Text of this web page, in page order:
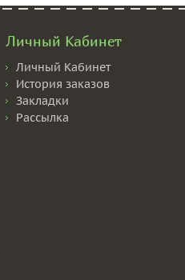
Личный Кабинет
Личный Кабинет
История заказов
Закладки
Рассылка